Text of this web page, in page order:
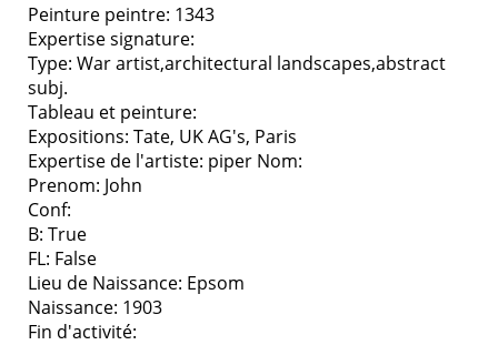
Peinture peintre: 1343
Expertise signature:
Type: War artist,architectural landscapes,abstract
subj.
Tableau et peinture:
Expositions: Tate, UK AG's, Paris
Expertise de l'artiste: piper Nom:
Prenom: John
Conf:
B: True
FL: False
Lieu de Naissance: Epsom
Naissance: 1903
Fin d'activité: